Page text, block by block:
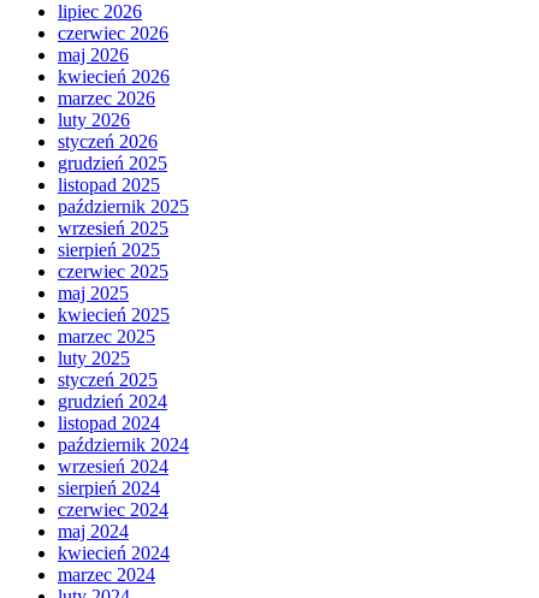
lipiec 2026
czerwiec 2026
maj 2026
kwiecień 2026
marzec 2026
luty 2026
styczeń 2026
grudzień 2025
listopad 2025
październik 2025
wrzesień 2025
sierpień 2025
czerwiec 2025
maj 2025
kwiecień 2025
marzec 2025
luty 2025
styczeń 2025
grudzień 2024
listopad 2024
październik 2024
wrzesień 2024
sierpień 2024
czerwiec 2024
maj 2024
kwiecień 2024
marzec 2024